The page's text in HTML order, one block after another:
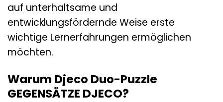
auf unterhaltsame und
entwicklungsfördernde Weise erste
wichtige Lernerfahrungen ermöglichen
möchten.
Warum Djeco Duo-Puzzle
GEGENSÄTZE DJECO?